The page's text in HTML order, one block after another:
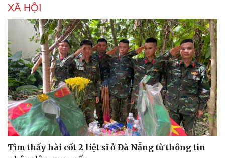
XÃ HỘI
Tìm thấy hài cốt 2 liệt sĩ ở Đà Nẵng từ thông tin